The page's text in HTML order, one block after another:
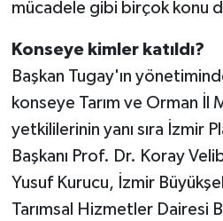
mücadele gibi birçok konu
Konseye kimler katıldı?
Başkan Tugay'ın
konseye Tarım ve Orman İl
yetkililerinin yanı sıra İzmir
Başkanı Prof. Dr. Koray
Yusuf Kurucu, İzmir
Tarımsal Hizmetler Dairesi